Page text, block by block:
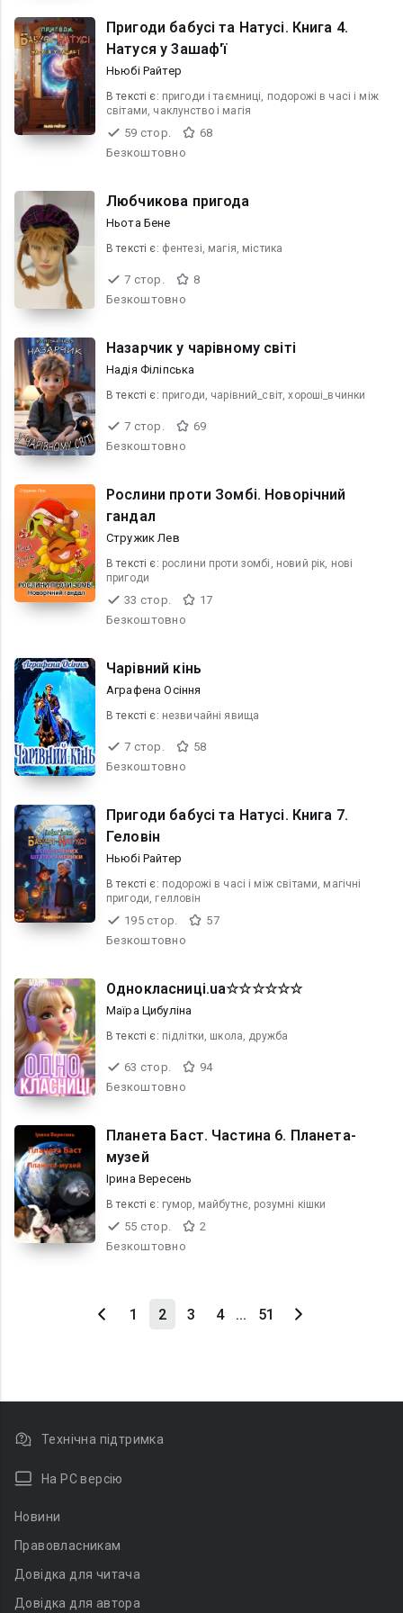
Пригоди бабусі та Натусі. Книга 4.
Натуся у 3ашаф'ї
Ньюбі Райтер
В текcті є: пригоди і таємниці, подорожі в часі і між
світами, чаклунство і магія
59 стор.
68
Безкоштовно
Любчикова пригода
Ньота Бене
В текcті є: фентезі, магія, містика
7 стор.
8
Безкоштовно
Назарчик у чарівному світі
Надія Філіпська
В текcті є: пригоди, чарівний_світ, хороші_вчинки
7 стор.
69
Безкоштовно
Рослини проти Зомбі. Новорічний
гандал
Стружик Лев
В текcті є: рослини проти зомбі, новий рік, нові
пригоди
33 стор.
17
Безкоштовно
Чарівний кінь
Аграфена Осіння
В текcті є: незвичайні явища
7 стор.
58
Безкоштовно
Пригоди бабусі та Натусі. Книга 7.
Геловін
Ньюбі Райтер
В текcті є: подорожі в часі і між світами, магічні
пригоди, гелловін
195 стор.
57
Безкоштовно
Однокласниці.ua☆☆☆☆☆☆
Маїра Цибуліна
В текcті є: підлітки, школа, дружба
63 стор.
94
Безкоштовно
Планета Баст. Частина 6. Планета-
музей
Ірина Вересень
В текcті є: гумор, майбутнє, розумні кішки
55 стор.
2
Безкоштовно
1 2 3 4 ... 51
Технічна підтримка
На PC версію
Новини
Правовласникам
Довідка для читача
Довідка для автора